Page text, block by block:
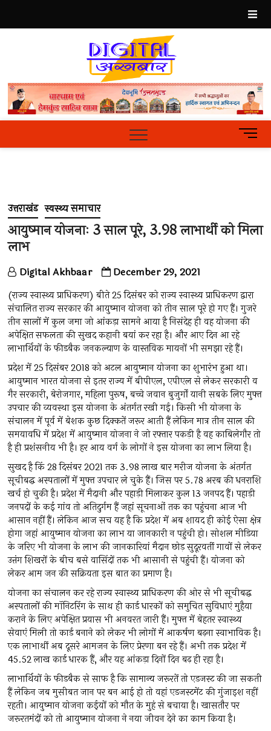
content
Hindi
News
PortalM
e
t
o
उत्तराखंड स्वस्थ्य समाचार
आयुष्मान योजनाः 3 साल पूरे, 3.98 लाभार्थी को मिला
लाभ
Digital Akhbaar December 29, 2021
(राज्य स्वास्थ्य प्राधिकरण) बीते 25 दिसंबर को राज्य स्वास्थ्य प्राधिकरण द्वारा
संचालित राज्य सरकार की आयुष्मान योजना को तीन साल पूरे हो गए हैं। गुजरे
तीन सालों में कुल जमा जो आंकड़ा सामने आया है निसंदेह ही वह योजना की
अपेक्षित सफलता की सुखद कहानी बयां कर रहा है। और आए दिन आ रहे
लाभार्थियों के फीडबैक जनकल्याण के वास्तविक मायनों भी समझा रहे हैं।
प्रदेश में 25 दिसंबर 2018 को अटल आयुष्मान योजना का शुभारंभ हुआ था।
आयुष्मान भारत योजना से इतर राज्य में बीपीएल, एपीएल से लेकर सरकारी व
गैर सरकारी, बेरोजगार, महिला पुरूष, बच्चे जवान बुजुर्गों यानी सबके लिए मुफ्त
उपचार की व्यवस्था इस योजना के अंतर्गत रखी गई। किसी भी योजना के
संचालन में पूर्व में बेशक कुछ दिक्कतें जरूर आती हैं लेकिन मात्र तीन साल की
समयावधि में प्रदेश में आयुष्मान योजना ने जो रफ्तार पकड़ी है वह काबिलेगौर तो
है ही प्रशंसनीय भी है। हर आय वर्ग के लोगों ने इस योजना का लाभ लिया है।
सुखद है किं 28 दिसंबर 2021 तक 3.98 लाख बार मरीज योजना के अंतर्गत
सूचीबद्ध अस्पतालों में मुफ्त उपचार ले चुके हैं। जिस पर 5.78 अरब की धनराशि
खर्च हो चुकी है। प्रदेश में मैदानी और पहाड़ी मिलाकर कुल 13 जनपद हैं। पहाड़ी
जनपदों के कई गांव तो अतिदुर्गम हैं जहां सूचनाओं तक का पहुंचना आज भी
आसान नहीं हैं। लेकिन आज सच यह है कि प्रदेश में अब शायद ही कोई ऐसा क्षेत्र
होगा जहां आयुष्मान योजना का लाभ या जानकारी न पहुंची हो। सोशल मीडिया
के जरिए भी योजना के लाभ की जानकारियां मैदान छोड़ सुदूरवर्ती गावों से लेकर
उत्तंग शिखरों के बीच बसे वासिंदों तक भी आसानी से पहुंची हैं। योजना को
लेकर आम जन की सक्रियता इस बात का प्रमाण है।
योजना का संचालन कर रहे राज्य स्वास्थ्य प्राधिकरण की ओर से भी सूचीबद्ध
अस्पतालों की मॉनिटरिंग के साथ ही कार्ड धारकों को समुचित सुविधाएं मुहैया
कराने के लिए अपेक्षित प्रयास भी अनवरत जारी हैं। मुफ्त में बेहतर स्वास्थ्य
सेवाएं मिली तो कार्ड बनाने को लेकर भी लोगों में आकर्षण बढ़ना स्वाभाविक है।
एक लाभार्थी अब दूसरे आमजन के लिए प्रेरणा बन रहे हैं। अभी तक प्रदेश में
45.52 लाख कार्ड धारक हैं, और यह आंकड़ा दिनों दिन बढ़ ही रहा है।
लाभार्थियों के फीडबैक से साफ है कि सामान्य जरूरतें तो एडजस्ट की जा सकती
हैं लेकिन जब मुसीबत जान पर बन आई हो तो वहां एडजस्टमेंट की गुंजाइश नहीं
रहती। आयुष्मान योजना कईयों को मौत के मुहं से बचाया है। खासतौर पर
जरूरतमंदों को तो आयुष्मान योजना ने नया जीवन देने का काम किया है।